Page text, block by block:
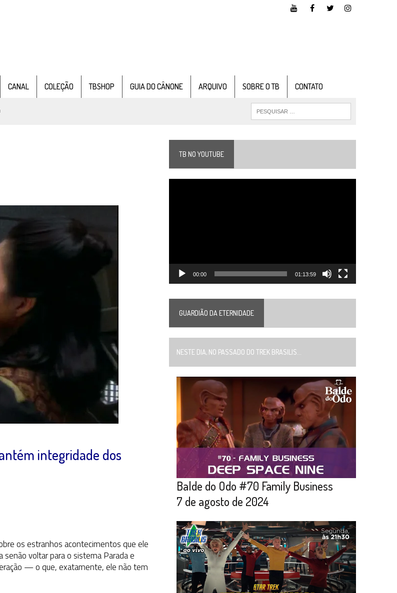
CANAL COLEÇÃO TBSHOP GUIA DO CÂNONE ARQUIVO SOBRE O TB CONTATO
WORDS
HORAS APÓS ESTREIA
(4×02)
PONTOS DE VISTA
PRÉ-VENDA!
TREK
integridade dos
os estranhos acontecimentos que ele
voltar para o sistema Parada e
— o que, exatamente, ele não tem
TB NO YOUTUBE
00:00 01:13:59
GUARDIÃO DA ETERNIDADE
NESTE DIA, NO PASSADO DO TREK BRASILIS...
Balde do Odo #70 Family Business
7 de agosto de 2024